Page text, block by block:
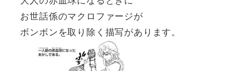
お世話係のマクロファージが
ボンボンを取り除く描写があります。